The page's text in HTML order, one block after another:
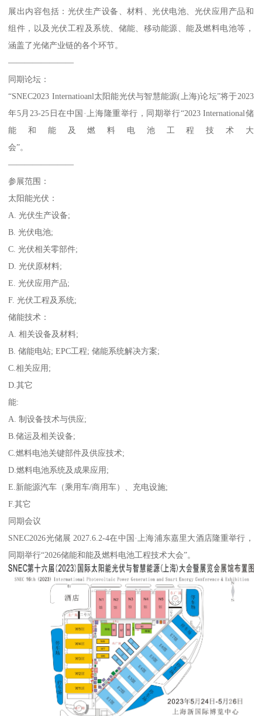
展出内容包括：光伏生产设备、材料、光伏电池、光伏应用产品和
组件，以及光伏工程及系统、储能、移动能源、能及燃料电池等，
涵盖了光储产业链的各个环节。
————————
同期论坛：
“SNEC2023 Internatioanl太阳能光伏与智慧能源(上海)论坛”将于2023
年5月23-25日在中国·上海隆重举行，同期举行“2023 International储
能和能及燃料电池工程技术大
会”。
————————
参展范围：
太阳能光伏：
A. 光伏生产设备;
B. 光伏电池;
C. 光伏相关零部件;
D. 光伏原材料;
E. 光伏应用产品;
F. 光伏工程及系统;
储能技术：
A. 相关设备及材料;
B. 储能电站; EPC工程; 储能系统解决方案;
C.相关应用;
D.其它
能:
A. 制设备技术与供应;
B.储运及相关设备;
C.燃料电池关键部件及供应技术;
D.燃料电池系统及成果应用;
E.新能源汽车（乘用车/商用车）、充电设施;
F.其它
同期会议
SNEC2026光储展 2027.6.2-4在中国·上海浦东嘉里大酒店隆重举行，
同期举行“2026储能和能及燃料电池工程技术大会”。